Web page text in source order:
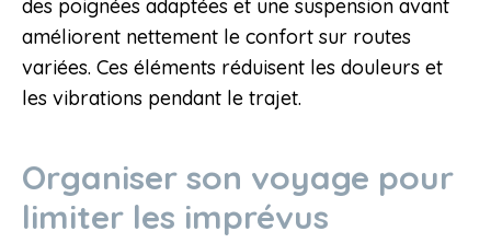
des poignées adaptées et une suspension avant
améliorent nettement le confort sur routes
variées. Ces éléments réduisent les douleurs et
les vibrations pendant le trajet.
Organiser son voyage pour
limiter les imprévus